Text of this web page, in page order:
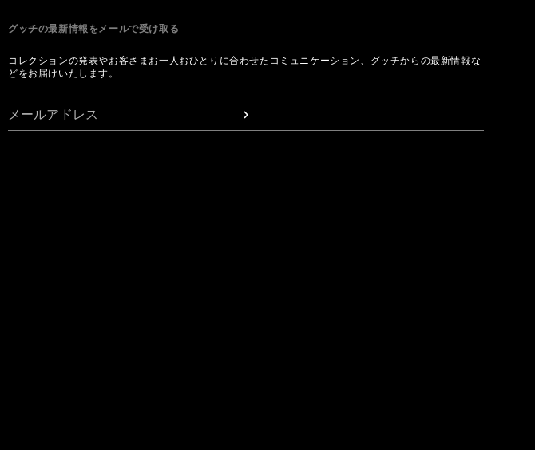
グッチの最新情報をメールで受け取る
コレクションの発表やお客さまお一人おひとりに合わせたコミュニケーション、グッチからの最新情報な
どをお届けいたします。
メールアドレス